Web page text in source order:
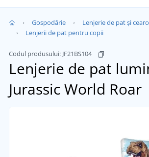
Gospodărie
Lenjerie de pat și
Lenjerii de pat pentru copii
Codul produsului: JF21BS104
Lenjerie de pat
Jurassic World Roar